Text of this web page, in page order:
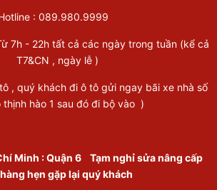
: 089.980.9999
7h - 22h tất cả các ngày trong tuần (kể cả
T7&CN , ngày lễ )
, quý khách đi ô tô gửi ngay bãi xe nhà số
thịnh hào 1 sau đó đi bộ vào )
Minh :Quận 6 Tạm nghỉ sửa nâng cấp
hẹn gặp lại quý khách